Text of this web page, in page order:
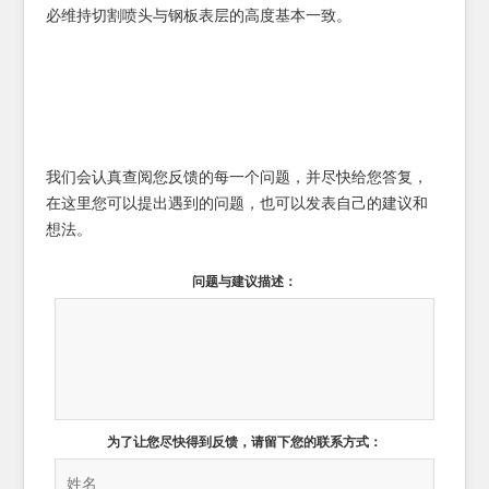
必维持切割喷头与钢板表层的高度基本一致。
我们会认真查阅您反馈的每一个问题，并尽快给您答复，
在这里您可以提出遇到的问题，也可以发表自己的建议和
想法。
问题与建议描述：
为了让您尽快得到反馈，请留下您的联系方式：